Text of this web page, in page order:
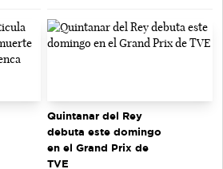
Quintanar del Rey
debuta este domingo
en el Grand Prix de
TVE